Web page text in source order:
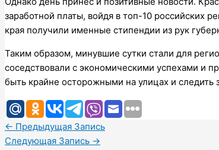
заработной платы, войдя в топ-10 российских
края получили именные стипендии из рук
Таким образом, минувшие сутки стали для
соседствовали с экономическими успехами и
быть крайне осторожными на улицах и следить
← Предыдущая Запись
Следующая Запись →